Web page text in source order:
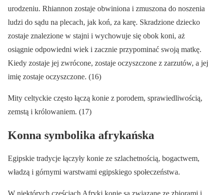
urodzeniu. Rhiannon zostaje obwiniona i zmuszona do noszenia
ludzi do sądu na plecach, jak koń, za karę. Skradzione dziecko
zostaje znalezione w stajni i wychowuje się obok koni, aż
osiągnie odpowiedni wiek i zacznie przypominać swoją matkę.
Kiedy zostaje jej zwrócone, zostaje oczyszczone z zarzutów, a jej
imię zostaje oczyszczone. (16)
Mity celtyckie często łączą konie z porodem, sprawiedliwością,
zemstą i królowaniem. (17)
Konna symbolika afrykańska
Egipskie tradycje łączyły konie ze szlachetnością, bogactwem,
władzą i górnymi warstwami egipskiego społeczeństwa.
W niektórych częściach Afryki konie są związane ze zbiorami i